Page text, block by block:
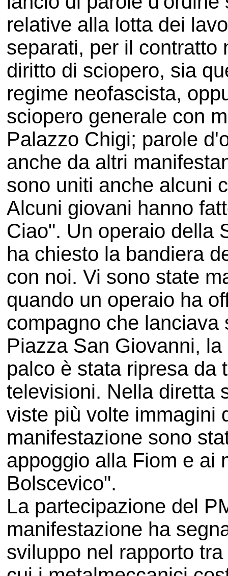
relative alla lotta dei
separati, per il contratto
diritto di sciopero, sia
regime neofascista,
sciopero generale con
Palazzo Chigi; parole
anche da altri
sono uniti anche alcuni
Alcuni giovani hanno
Ciao". Un operaio della
ha chiesto la bandiera
con noi. Vi sono state
quando un operaio ha
compagno che
Piazza San Giovanni,
palco è stata ripresa da
televisioni. Nella diretta
viste più volte immagini
manifestazione sono
appoggio alla Fiom e ai
Bolscevico".
La partecipazione del
manifestazione ha
sviluppo nel rapporto